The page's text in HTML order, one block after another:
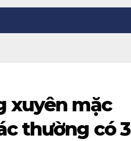
xuyên mặc
thường có 3